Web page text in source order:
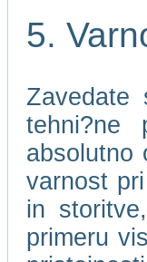
5.
Zavedate
tehni?ne
absolutno
varnost
in
primeru